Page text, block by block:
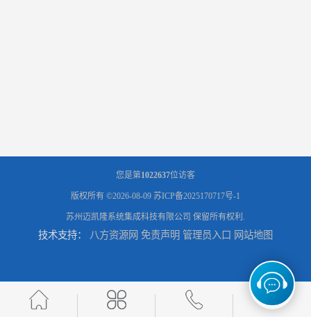
您是第1022637位访客
版权所有 ©2026-08-09 苏ICP备2025170717号-1
苏州迈凯隆系统集成科技有限公司 保留所有权利.
技术支持： 八方资源网 免责声明 管理员入口 网站地图